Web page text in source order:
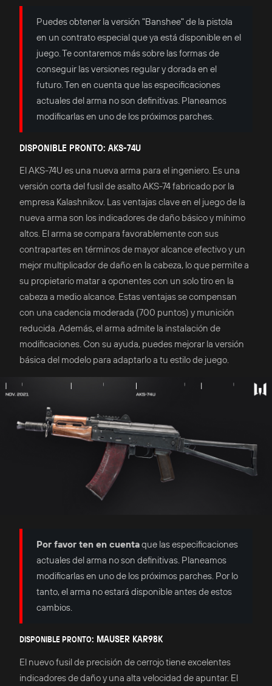
Puedes obtener la versión "Banshee" de la pistola
en un contrato especial que ya está disponible en el
juego. Te contaremos más sobre las formas de
conseguir las versiones regular y dorada en el
futuro. Ten en cuenta que las especificaciones
actuales del arma no son definitivas. Planeamos
modificarlas en uno de los próximos parches.
DISPONIBLE PRONTO: AKS-74U
El AKS-74U es una nueva arma para el ingeniero. Es una
versión corta del fusil de asalto AKS-74 fabricado por la
empresa Kalashnikov. Las ventajas clave en el juego de la
nueva arma son los indicadores de daño básico y mínimo
altos. El arma se compara favorablemente con sus
contrapartes en términos de mayor alcance efectivo y un
mejor multiplicador de daño en la cabeza, lo que permite a
su propietario matar a oponentes con un solo tiro en la
cabeza a medio alcance. Estas ventajas se compensan
con una cadencia moderada (700 puntos) y munición
reducida. Además, el arma admite la instalación de
modificaciones. Con su ayuda, puedes mejorar la versión
básica del modelo para adaptarlo a tu estilo de juego.
Por favor ten en cuentaque las especificaciones
actuales del arma no son definitivas. Planeamos
modificarlas en uno de los próximos parches. Por lo
tanto, el arma no estará disponible antes de estos
cambios.
DISPONIBLE PRONTO: MAUSER KAR98K
El nuevo fusil de precisión de cerrojo tiene excelentes
indicadores de daño y una alta velocidad de apuntar. El